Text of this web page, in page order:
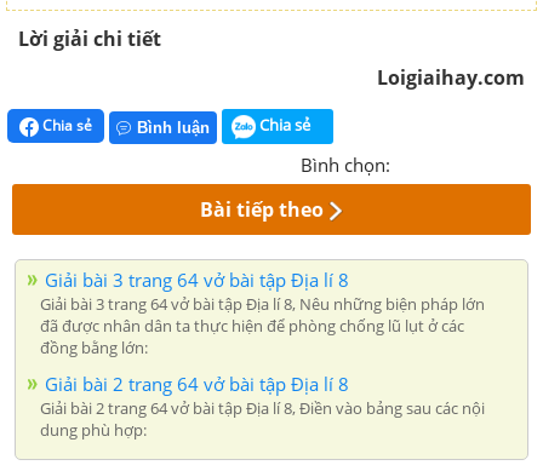
Lời giải chi tiết
Loigiaihay.com
Chia sẻ Bình luận Chia sẻ
Bình chọn:
Bài tiếp theo
Giải bài 3 trang 64 vở bài tập Địa lí 8
Giải bài 3 trang 64 vở bài tập Địa lí 8, Nêu những biện pháp lớn
đã được nhân dân ta thực hiện để phòng chống lũ lụt ở các
đồng bằng lớn:
Giải bài 2 trang 64 vở bài tập Địa lí 8
Giải bài 2 trang 64 vở bài tập Địa lí 8, Điền vào bảng sau các nội
dung phù hợp: